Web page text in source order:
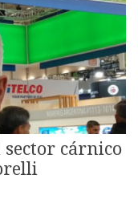
sector cárnico